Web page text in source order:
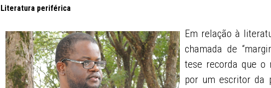
Literatura periférica
Em relação à
chamada de
tese recorda que o
por um escritor da